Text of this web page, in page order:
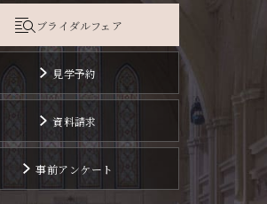
ブライダルフェア
見学予約
資料請求
事前アンケート